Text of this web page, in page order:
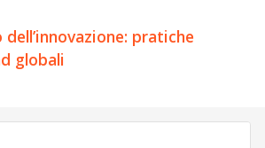
dell’innovazione: pratiche
globali